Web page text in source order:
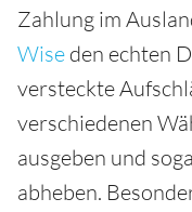
Zahlung im
Wise den echten
versteckte
verschiedenen
ausgeben und
abheben.